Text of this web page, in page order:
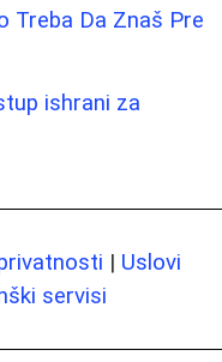
Treba Da Znaš Pre
ishrani za
| Uslovi
servisi